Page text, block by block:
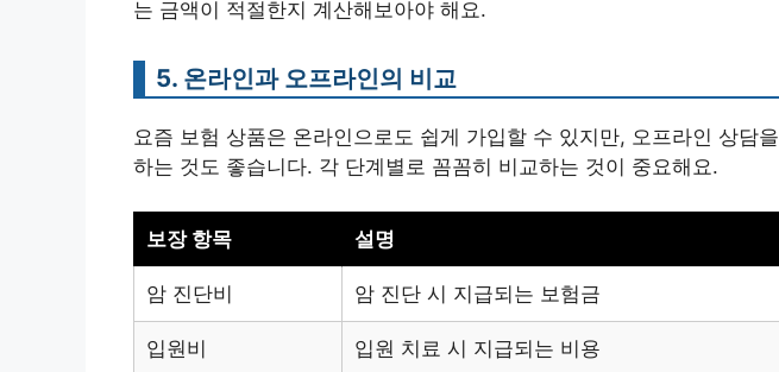
는 금액이 적절한지 계산해보아야 해요.
5. 온라인과 오프라인의 비교
요즘 보험 상품은 온라인으로도 쉽게 가입할 수 있지만, 오프라인 상담
하는 것도 좋습니다. 각 단계별로 꼼꼼히 비교하는 것이 중요해요.
보장 항목 설명
암 진단비 암 진단 시 지급되는 보험금
입원비 입원 치료 시 지급되는 비용